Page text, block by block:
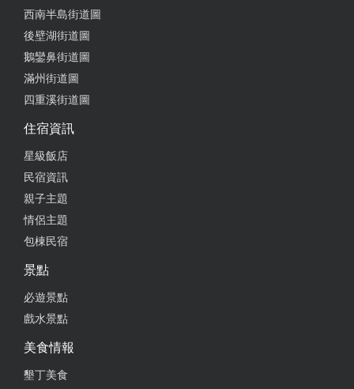
西南半島街道圖
後壁湖街道圖
鵝鑾鼻街道圖
滿州街道圖
四重溪街道圖
住宿資訊
星級飯店
民宿資訊
親子主題
情侶主題
包棟民宿
景點
必遊景點
戲水景點
美食情報
墾丁美食